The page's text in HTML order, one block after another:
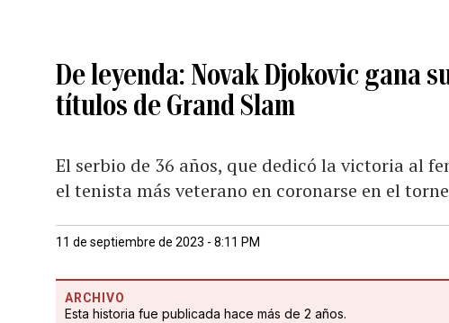
De leyenda: Novak Djokovic gana
títulos de Grand Slam
El serbio de 36 años, que dedicó la victoria al
el tenista más veterano en coronarse en el
11 de septiembre de 2023 - 8:11 PM
ARCHIVO
Esta historia fue publicada hace más de 2 años.